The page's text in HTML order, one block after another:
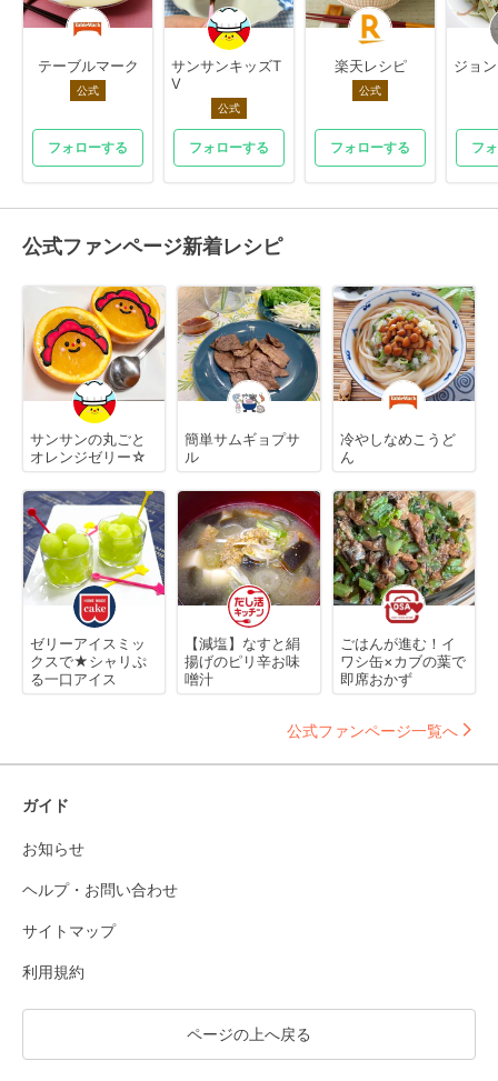
テーブルマーク
公式
フォローする
サンサンキッズT
V
公式
フォローする
楽天レシピ
公式
フォローする
ジョ
フ
公式ファンページ新着レシピ
サンサンの丸ごと
オレンジゼリー☆
簡単サムギョプサ
ル
冷やしなめこうど
ん
ゼリーアイスミッ
クスで★シャリぷ
る一口アイス
【減塩】なすと絹
揚げのピリ辛お味
噌汁
ごはんが進む！イ
ワシ缶×カブの葉で
即席おかず
公式ファンページ一覧へ
ガイド
お知らせ
ヘルプ・お問い合わせ
サイトマップ
利用規約
ページの上へ戻る